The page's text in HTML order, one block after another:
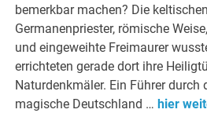
bemerkbar machen? Die
Germanenpriester, römische
und eingeweihte Freimaurer
errichteten gerade dort ihre
Naturdenkmäler. Ein Führer durch
magische Deutschland … hier